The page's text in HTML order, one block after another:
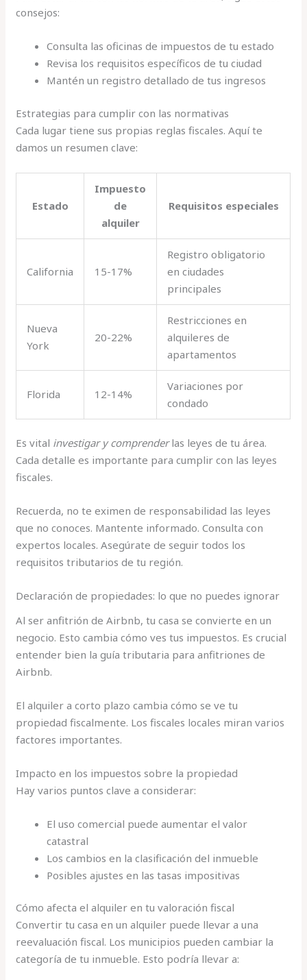
consejos:
Consulta las oficinas de impuestos de tu estado
Revisa los requisitos específicos de tu ciudad
Mantén un registro detallado de tus ingresos
Estrategias para cumplir con las normativas
Cada lugar tiene sus propias reglas fiscales. Aquí te
damos un resumen clave:
Estado
Impuesto
de
alquiler
Requisitos especiales
California 15-17%
Registro obligatorio
en ciudades
principales
Nueva
York
20-22%
Restricciones en
alquileres de
apartamentos
Florida 12-14%
Variaciones por
condado
Es vital investigar y comprenderlas leyes de tu área.
Cada detalle es importante para cumplir con las leyes
fiscales.
Recuerda, no te eximen de responsabilidad las leyes
que no conoces. Mantente informado. Consulta con
expertos locales. Asegúrate de seguir todos los
requisitos tributarios de tu región.
Declaración de propiedades: lo que no puedes ignorar
Al ser anfitrión de Airbnb, tu casa se convierte en un
negocio. Esto cambia cómo ves tus impuestos. Es crucial
entender bien la guía tributaria para anfitriones de
Airbnb.
El alquiler a corto plazo cambia cómo se ve tu
propiedad fiscalmente. Los fiscales locales miran varios
factores importantes.
Impacto en los impuestos sobre la propiedad
Hay varios puntos clave a considerar:
El uso comercial puede aumentar el valor
catastral
Los cambios en la clasificación del inmueble
Posibles ajustes en las tasas impositivas
Cómo afecta el alquiler en tu valoración fiscal
Convertir tu casa en un alquiler puede llevar a una
reevaluación fiscal. Los municipios pueden cambiar la
categoría de tu inmueble. Esto podría llevar a: